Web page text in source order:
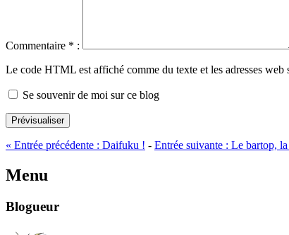
Commentaire * :
Le code HTML est affiché comme du texte et les adresses web
Se souvenir de moi sur ce blog
Prévisualiser
« Entrée précédente : Daifuku ! - Entrée suivante : Le bartop,
Menu
Blogueur